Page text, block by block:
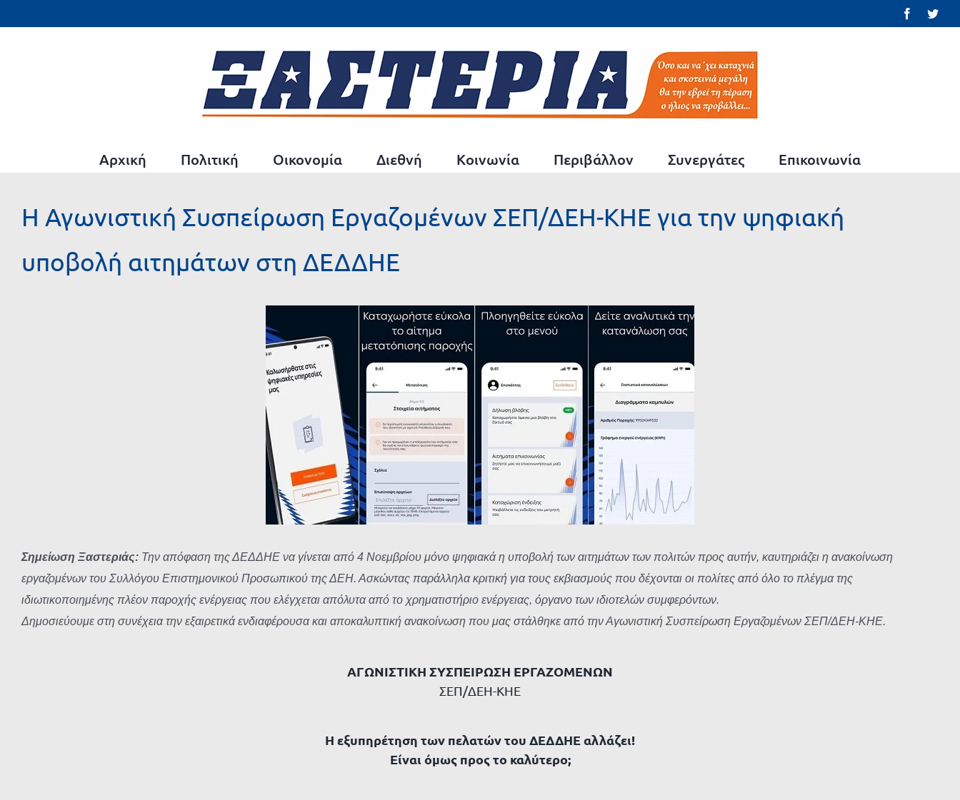
στο
Facebook
Αρχική Πολιτική Οικονομία Διεθνή Κοινωνία Περιβάλλον Συνεργάτες Επικοινωνία
Η Αγωνιστική Συσπείρωση Εργαζομένων ΣΕΠ/ΔΕΗ-ΚΗΕ για την ψηφιακή
υποβολή αιτημάτων στη ΔΕΔΔΗΕ
Σημείωση Ξαστεριάς: Την απόφαση της ΔΕΔΔΗΕ να γίνεται από 4 Νοεμβρίου μόνο ψηφιακά η υποβολή των αιτημάτων των πολιτών προς αυτήν, καυτηριάζει η ανακοίνωση
εργαζομένων του Συλλόγου Επιστημονικού Προσωπικού της ΔΕΗ. Ασκώντας παράλληλα κριτική για τους εκβιασμούς που δέχονται οι πολίτες από όλο το πλέγμα της
ιδιωτικοποιημένης πλέον παροχής ενέργειας που ελέγχεται απόλυτα από το χρηματιστήριο ενέργειας, όργανο των ιδιοτελών συμφερόντων.
Δημοσιεύουμε στη συνέχεια την εξαιρετικά ενδιαφέρουσα και αποκαλυπτική ανακοίνωση που μας στάλθηκε από την Αγωνιστική Συσπείρωση Εργαζομένων ΣΕΠ/ΔΕΗ-ΚΗΕ.
ΑΓΩΝΙΣΤΙΚΗ ΣΥΣΠΕΙΡΩΣΗ ΕΡΓΑΖΟΜΕΝΩΝ
ΣΕΠ/ΔΕΗ-ΚΗΕ
Η εξυπηρέτηση των πελατών του ΔΕΔΔΗΕ αλλάζει!
Είναι όμως προς το καλύτερο;